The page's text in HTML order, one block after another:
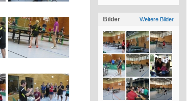
Weitere Bilder
Bilder